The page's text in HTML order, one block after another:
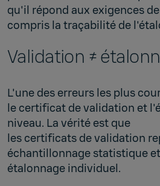
qu'il répond aux exigences
compris la traçabilité de
Validation ≠
L'une des erreurs les plus
le certificat de validation et
niveau. La vérité est que
les certificats de validation
échantillonnage statistique et
étalonnage individuel.